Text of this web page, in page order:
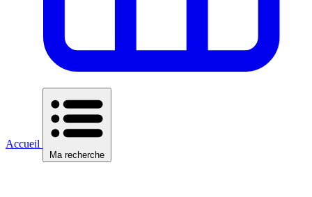
Accueil
Ma recherche